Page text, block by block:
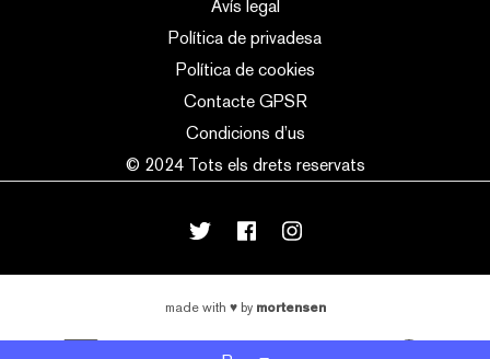
Avís legal
Política de privadesa
Política de cookies
Contacte GPSR
Condicions d’us
© 2024 Tots els drets reservats
made with ♥by mortensen